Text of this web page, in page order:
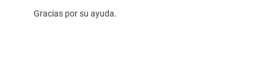
Gracias por su ayuda.